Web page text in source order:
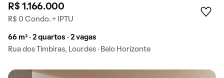
R$ 1.166.000
R$ 0 Condo. + IPTU
66 m² · 2 quartos · 2 vagas
Rua dos Timbiras, Lourdes · Belo Horizonte